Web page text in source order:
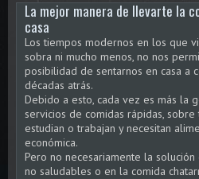
La mejor manera de llevarte la
casa
Los tiempos modernos en los que
sobra ni mucho menos, no nos
posibilidad de sentarnos en casa a
décadas atrás.
Debido a esto, cada vez es más la
servicios de comidas rápidas,
estudian o trabajan y necesitan
económica.
Pero no necesariamente la
no saludables o en la comida